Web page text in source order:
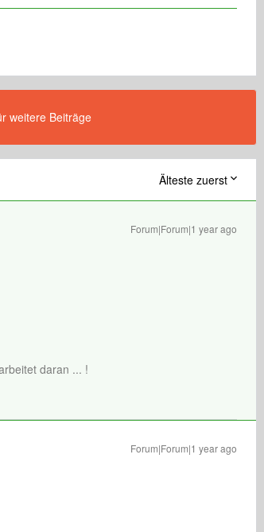
weitere Beiträge
Älteste zuerst
Forum|Forum|1 year ago
daran ... !
Forum|Forum|1 year ago